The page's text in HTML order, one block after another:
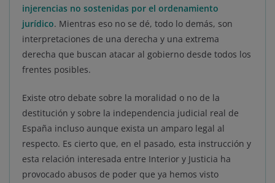
injerencias no sostenidas por el ordenamiento
jurídico. Mientras eso no se dé, todo lo demás, son
interpretaciones de una derecha y una extrema
derecha que buscan atacar al gobierno desde todos los
frentes posibles.
Existe otro debate sobre la moralidad o no de la
destitución y sobre la independencia judicial real de
España incluso aunque exista un amparo legal al
respecto. Es cierto que, en el pasado, esta instrucción y
esta relación interesada entre Interior y Justicia ha
provocado abusos de poder que ya hemos visto